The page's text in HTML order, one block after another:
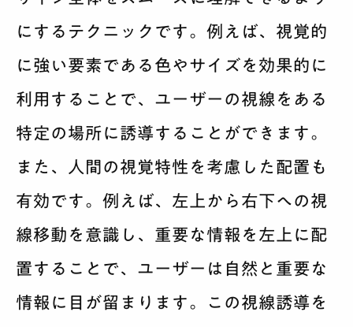
にするテクニックです。例えば、視覚的
に強い要素である色やサイズを効果的に
利用することで、ユーザーの視線をある
特定の場所に誘導することができます。
また、人間の視覚特性を考慮した配置も
有効です。例えば、左上から右下への視
線移動を意識し、重要な情報を左上に配
置することで、ユーザーは自然と重要な
情報に目が留まります。この視線誘導を